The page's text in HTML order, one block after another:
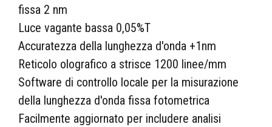
fissa 2 nm
Luce vagante bassa 0,05%T
Accuratezza della lunghezza d'onda +1nm
Reticolo olografico a strisce 1200 linee/mm
Software di controllo locale per la misurazione
della lunghezza d'onda fissa fotometrica
Facilmente aggiornato per includere analisi